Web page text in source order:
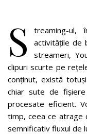
S
treaming-ul,
activitățile de
streameri,
clipuri scurte pe
conținut, există
chiar sute de
procesate eficient.
timp, ceea ce atrage
semnificativ fluxul de